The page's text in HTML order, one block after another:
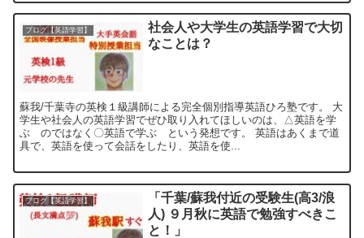
ブログ【英語学習】
社会人や大学生の英語学習で大切
なことは？
蘇我/千葉寺の英検１級講師による完全個別指導英語ひろ塾です。 大
学生や社会人の英語学習でぜひ取り入れてほしいのは、△英語を学
ぶ のではなく〇英語で学ぶ という発想です。 英語はあくまで道
具で、英語を使って会話をしたり、英語を使...
ブログ【英語学習】
「千葉/蘇我付近の受験生(高3/浪
人) ９月秋に英語で勉強すべきこ
と！」